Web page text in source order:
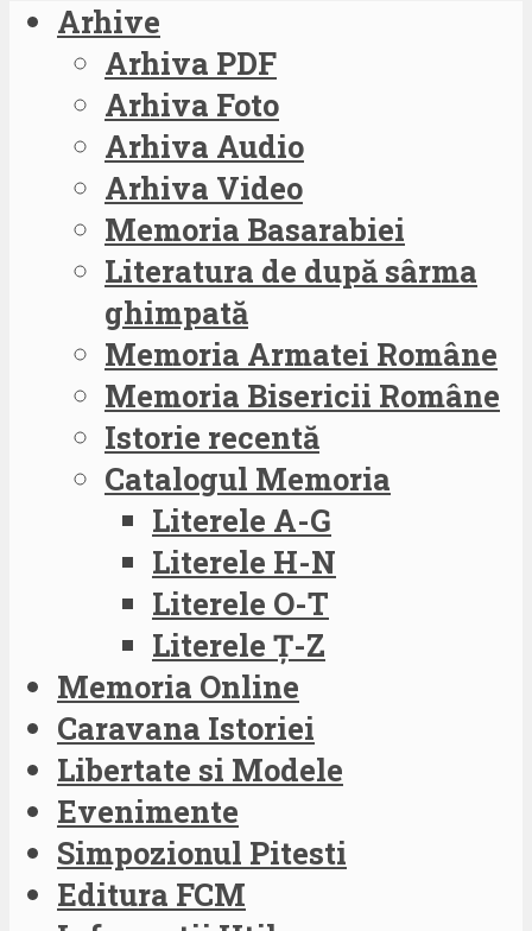
Arhive
Arhiva PDF
Arhiva Foto
Arhiva Audio
Arhiva Video
Memoria Basarabiei
Literatura de după sârma
ghimpată
Memoria Armatei Române
Memoria Bisericii Române
Istorie recentă
Catalogul Memoria
Literele A-G
Literele H-N
Literele O-T
Literele Ț-Z
Memoria Online
Caravana Istoriei
Libertate si Modele
Evenimente
Simpozionul Pitesti
Editura FCM